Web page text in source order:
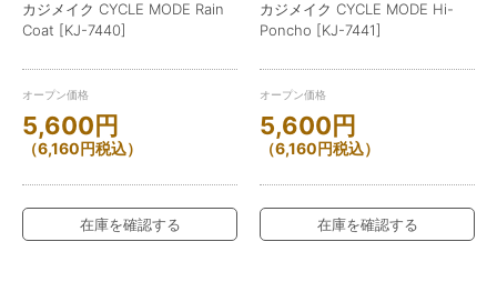
カジメイク CYCLE MODE Rain
Coat [KJ-7440]
オープン価格
5,600円
（6,160円税込）
在庫を確認する
カジメイク CYCLE MODE Hi-
Poncho [KJ-7441]
オープン価格
5,600円
（6,160円税込）
在庫を確認する